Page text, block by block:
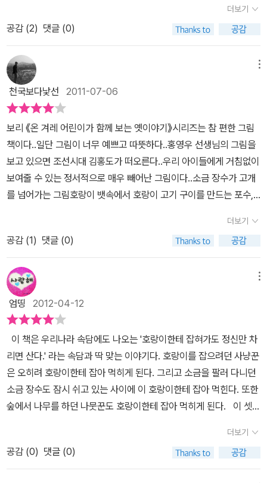
나..호랑이 밥이 되어 버렸네..안타까웠어요. 어둡고 깜깜한 동굴같은
곳에서 어떻게 살아나올까 막막하기도 했구요.나무꾼과 포수가 차례
로 들어올 때는 뭔가 엄청난 일이 벌어질 것 같았어요. 사냥꾼과 포수
라면 어떤 해결책을 갖고 있지 않을까 기대를 했지요. 역시나 신나고
유쾌한 일이 벌어져요. 그들이 처음 만났을 때는 배가 고파서 고통스
러웠을 겁니다. 호랑이 뱃속에 도대체 무슨 먹을 거리가 있을까요. 하
지만 사람이 정신만 차리면 살아날 수 있다는 말이 맞나 봅니다. 호랑
이 뱃속에서는 호랑이 고기를 실컷 먹을 수 있었어요. 호랑이 갈비, 호
랑이 염통..불에 구워먹기도 했답니다. 칼로 자르고 지지고 볶고.. 호
랑이는 얼마나 고통스러웠을까요. 뱃속에서 무슨 일이 벌어지는 줄도
모르고 아파서 끙끙 댔어요.소금장수 혼자였다면 아마 이렇게 통쾌한
복수를 하기 어렵지 않았을까요. 같이 머리를 맞대고 어려운 상황에
서 빠져나가기 위해서 노력했기 때문에 얄미운 호랑이도 물리칠 수
있었겠지요.그림도 너무 너무 재미있어요. 꿀꺽 삼켜버린 호랑이가
떨고 있을 줄 알았던 나무꾼과 소금장수와 포수는 스스로 목숨을 지
키기 위해서 아주 멋진 일을 벌여요.호랑이 고기를 먹는 모습이 어찌
나 우습고 재미있는지 자꾸 보고 또 들여다 보게 되네요. 나름대로 소
중한 생명을 갖고 있는 사람들인데 단지 배고픔을 면하기 위해서 그
들을 삼켜버린 호랑이를 탓해야 할지...우리 옛이야기는 늘 재미있고
즐거워요. 다소 엉뚱하고 말도 안 되는 내용을 담고 있어도 진짜 그런
일이 벌어졌을 것 같아서 이야기에 푹 빠지게 되네요. 신나게 웃고 엉
뚱한 상상도 해볼 수 있어요. 사람을 덥썩 잡아먹는 못된 호랑이를 골
탕먹일 방법이 또 없을까요?
더보기
공감 (2) 댓글 (0)
천국보다낯선 2011-07-06
보리 《온 겨레 어린이가 함께 보는 옛이야기》시리즈는 참 편한 그림
책이다..일단 그림이 너무 예쁘고 따뜻하다..홍영우 선생님의 그림을
보고 있으면 조선시대 김홍도가 떠오른다..우리 아이들에게 거침없이
보여줄 수 있는 정서적으로 매우 빼어난 그림이다..소금 장수가 고개
를 넘어가는 그림호랑이 뱃속에서 호랑이 고기 구이를 만드는 포수,
랑이 뱃속에서 나오게 되는 세 사람홍영우 선생님의 그림은 민중적이
고 해학적이고 풍자적이다..그래서 우리 아이들 정서에 가장 적합하
다..〈호랑이 뱃속 잔치〉세 사람이 지혜롭게 위기를 벗어나는 모습을
보여준다..각자 자신이 할 수 있는 역할을 장점으로 되살리게 되는 상
황과..어려운 상황에서 침착하게 해쳐가는 소금 장수, 포수, 나무꾼의
이야기…
더보기
공감 (1) 댓글 (0)
엄띵 2012-04-12
이 책은 우리나라 속담에도 나오는 '호랑이한테 잡혀가도 정신만 차
리면 산다.' 라는 속담과 딱 맞는 이야기다. 호랑이를 잡으려던 사냥꾼
은 오히려 호랑이한테 잡아 먹히게 된다. 그리고 소금을 팔러 다니던
소금 장수도 잠시 쉬고 있는 사이에 이 호랑이한테 잡아 먹힌다. 또한
숲에서 나무를 하던 나뭇꾼도 호랑이한테 잡아 먹히게 된다. 이 셋은
이들은 서로 너무 반가웠다. 그래서 이들은 호랑이 뱃속에서 나갈 수
있는지 호랑이 뱃속을 이리저리 돌아 다닌다. 그러나 도통 나갈 수 있
는 곳이 없다. 이때 사냥꾼이 배가 고파서 쓰러지게 된다. 사냥꾼은
더보기
공감 (0) 댓글 (0)